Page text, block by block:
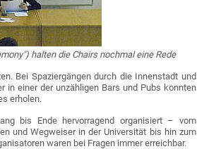
halten die Chairs nochmal eine Rede
Bei Spaziergängen durch die Innenstadt und
in einer der unzähligen Bars und Pubs konnten
erholen.
bis Ende hervorragend organisiert – vom
und Wegweiser in der Universität bis hin zum
waren bei Fragen immer erreichbar.